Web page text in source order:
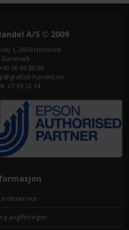
A/S © 2009
1, 2650 Hvidovre
Danmark
36 86 80 80
handel.no
27 39 12 14
avgiftsregler